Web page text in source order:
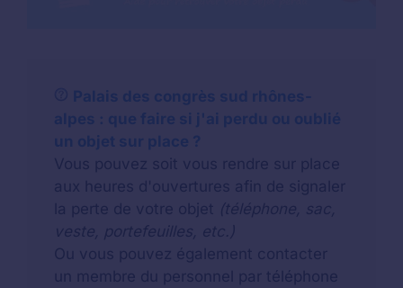
Palais des congrès sud rhônes-
alpes : que faire si j'ai perdu ou oublié
un objet sur place ?
Vous pouvez soit vous rendre sur place
aux heures d'ouvertures afin de signaler
la perte de votre objet (téléphone, sac,
veste, portefeuilles, etc.)
Ou vous pouvez également contacter
un membre du personnel par téléphone